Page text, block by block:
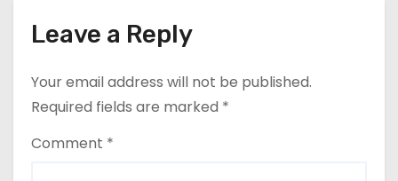
Leave a Reply
Your email address will not be published.
Required fields are marked *
Comment *